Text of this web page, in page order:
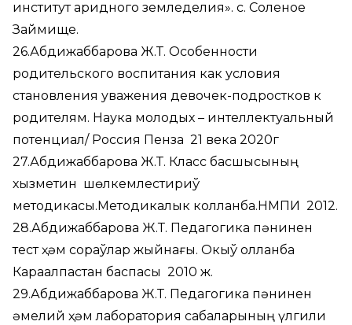
институт аридного земледелия». с. Соленое
Займище.
26.Абдижаббарова Ж.Т. Особенности
родительского воспитания как условия
становления уважения девочек-подростков к
родителям. Наука молодых – интеллектуальный
потенциал/ Россия Пенза 21 века 2020г
27.Абдижаббарова Ж.Т. Класс басшысының
хызметин шөлкемлестириў
методикасы.Методикалык колланба.НМПИ 2012.
28.Абдижаббарова Ж.Т. Педагогика пәнинен
тест ҳәм сораўлар жыйнағы. Окыў қолланба
Карақалпақстан баспасы 2010 ж.
29.Абдижаббарова Ж.Т. Педагогика пәнинен
әмелий ҳәм лаборатория сабақларының үлгили